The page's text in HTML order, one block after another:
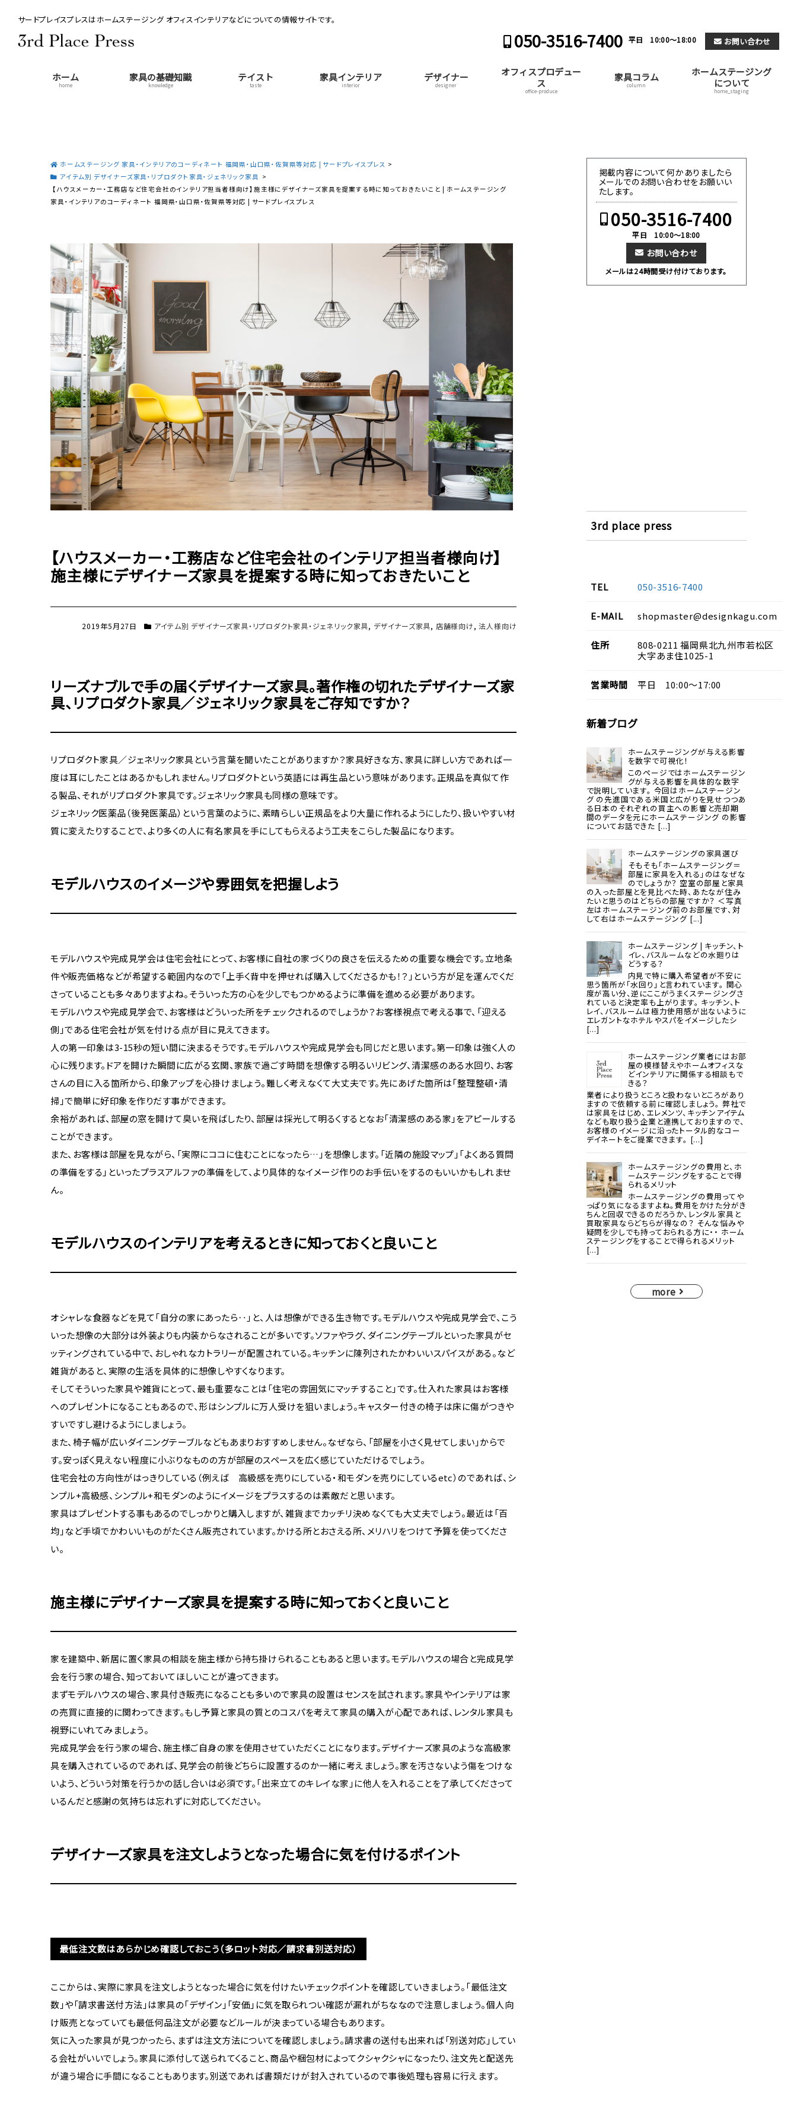
サードプレイスプレスはホームステージング オフィスインテリアなどについての情報サイトです。
050-3516-7400 平日 10:00～18:00 お問い合わせ
ホーム
home
家具の基礎知識
knowledge
テイスト
taste
家具インテリア
interior
デザイナー
designer
オフィスプロデュー
ス
office-produce
家具コラム
column
ホームステージング
について
home_staging
ホームステージング 家具・インテリアのコーディネート 福岡県・山口県・佐賀県等対応 | サードプレイスプレス >
アイテム別 デザイナーズ家具・リプロダクト家具・ジェネリック家具 >
【ハウスメーカー・工務店など住宅会社のインテリア担当者様向け】施主様にデザイナーズ家具を提案する時に知っておきたいこと | ホームステージング
家具・インテリアのコーディネート 福岡県・山口県・佐賀県等対応 | サードプレイスプレス
【ハウスメーカー・工務店など住宅会社のインテリア担当者様向け】
施主様にデザイナーズ家具を提案する時に知っておきたいこと
2019年5月27日 アイテム別 デザイナーズ家具・リプロダクト家具・ジェネリック家具, デザイナーズ家具, 店舗様向け,法人様向け
リーズナブルで手の届くデザイナーズ家具。著作権の切れたデザイナーズ家
具、リプロダクト家具／ジェネリック家具をご存知ですか？
リプロダクト家具／ジェネリック家具という言葉を聞いたことがありますか？家具好きな方、家具に詳しい方であれば一
度は耳にしたことはあるかもしれません。リプロダクトという英語には再生品という意味があります。正規品を真似て作
る製品、それがリプロダクト家具です。ジェネリック家具も同様の意味です。
ジェネリック医薬品（後発医薬品）という言葉のように、素晴らしい正規品をより大量に作れるようにしたり、扱いやすい材
質に変えたりすることで、より多くの人に有名家具を手にしてもらえるよう工夫をこらした製品になります。
モデルハウスのイメージや雰囲気を把握しよう
モデルハウスや完成見学会は住宅会社にとって、お客様に自社の家づくりの良さを伝えるための重要な機会です。立地条
件や販売価格などが希望する範囲内なので「上手く背中を押せれば購入してくださるかも！？」という方が足を運んでくだ
さっていることも多々ありますよね。そういった方の心を少しでもつかめるように準備を進める必要があります。
モデルハウスや完成見学会で、お客様はどういった所をチェックされるのでしょうか？お客様視点で考える事で、「迎える
側」である住宅会社が気を付ける点が目に見えてきます。
人の第一印象は3-15秒の短い間に決まるそうです。モデルハウスや完成見学会も同じだと思います。第一印象は強く人の
心に残ります。ドアを開けた瞬間に広がる玄関、家族で過ごす時間を想像する明るいリビング、清潔感のある水回り、お客
さんの目に入る箇所から、印象アップを心掛けましょう。難しく考えなくて大丈夫です。先にあげた箇所は「整理整頓・清
掃」で簡単に好印象を作りだす事ができます。
余裕があれば、部屋の窓を開けて臭いを飛ばしたり、部屋は採光して明るくするとなお「清潔感のある家」をアピールする
ことができます。
また、お客様は部屋を見ながら、「実際にココに住むことになったら…」を想像します。「近隣の施設マップ」「よくある質問
の準備をする」といったプラスアルファの準備をして、より具体的なイメージ作りのお手伝いをするのもいいかもしれませ
ん。
モデルハウスのインテリアを考えるときに知っておくと良いこと
オシャレな食器などを見て「自分の家にあったら‥」と、人は想像ができる生き物です。モデルハウスや完成見学会で、こう
いった想像の大部分は外装よりも内装からなされることが多いです。ソファやラグ、ダイニングテーブルといった家具がセ
ッティングされている中で、おしゃれなカトラリーが配置されている。キッチンに陳列されたかわいいスパイスがある。など
雑貨があると、実際の生活を具体的に想像しやすくなります。
そしてそういった家具や雑貨にとって、最も重要なことは「住宅の雰囲気にマッチすること」です。仕入れた家具はお客様
へのプレゼントになることもあるので、形はシンプルに万人受けを狙いましょう。キャスター付きの椅子は床に傷がつきや
すいですし避けるようにしましょう。
また、椅子幅が広いダイニングテーブルなどもあまりおすすめしません。なぜなら、「部屋を小さく見せてしまい」からで
す。安っぽく見えない程度に小ぶりなものの方が部屋のスペースを広く感じていただけるでしょう。
住宅会社の方向性がはっきりしている（例えば 高級感を売りにしている・和モダンを売りにしているetc）のであれば、シ
ンプル+高級感、シンプル+和モダンのようにイメージをプラスするのは素敵だと思います。
家具はプレゼントする事もあるのでしっかりと購入しますが、雑貨までカッチリ決めなくても大丈夫でしょう。最近は「百
均」など手頃でかわいいものがたくさん販売されています。かける所とおさえる所、メリハリをつけて予算を使ってくださ
い。
施主様にデザイナーズ家具を提案する時に知っておくと良いこと
家を建築中、新居に置く家具の相談を施主様から持ち掛けられることもあると思います。モデルハウスの場合と完成見学
会を行う家の場合、知っておいてほしいことが違ってきます。
まずモデルハウスの場合、家具付き販売になることも多いので家具の設置はセンスを試されます。家具やインテリアは家
の売買に直接的に関わってきます。もし予算と家具の質とのコスパを考えて家具の購入が心配であれば、レンタル家具も
視野にいれてみましょう。
完成見学会を行う家の場合、施主様ご自身の家を使用させていただくことになります。デザイナーズ家具のような高級家
具を購入されているのであれば、見学会の前後どちらに設置するのか一緒に考えましょう。家を汚さないよう傷をつけな
いよう、どういう対策を行うかの話し合いは必須です。「出来立てのキレイな家」に他人を入れることを了承してくださって
いるんだと感謝の気持ちは忘れずに対応してください。
デザイナーズ家具を注文しようとなった場合に気を付けるポイント
最低注文数はあらかじめ確認しておこう（多ロット対応／請求書別送対応）
ここからは、実際に家具を注文しようとなった場合に気を付けたいチェックポイントを確認していきましょう。「最低注文
数」や「請求書送付方法」は家具の「デザイン」「安価」に気を取られつい確認が漏れがちななので注意しましょう。個人向
け販売となっていても最低何品注文が必要などルールが決まっている場合もあります。
気に入った家具が見つかったら、まずは注文方法についてを確認しましょう。請求書の送付も出来れば「別送対応」してい
る会社がいいでしょう。家具に添付して送られてくること、商品や梱包材によってクシャクシャになったり、注文先と配送先
が違う場合に手間になることもあります。別送であれば書類だけが封入されているので事後処理も容易に行えます。
掲載内容について何かありましたら
メールでのお問い合わせをお願いい
たします。
050-3516-7400
平日 10:00～18:00
お問い合わせ
メールは24時間受け付けております。
3rd place press
TEL 050-3516-7400
E-MAIL shopmaster@designkagu.com
住所 808-0211 福岡県北九州市若松区
大字あま住1025-1
営業時間 平日 10:00～17:00
新着ブログ
ホームステージングが与える影響
を数字で可視化！
このページではホームステージン
グが与える影響を具体的な数字
で説明しています。 今回はホームステージン
グ の先進国である米国と広がりを見せつつあ
る日本のそれぞれの買主への影響と売却期
間のデータを元にホームステージング の影響
についてお話できた [...]
ホームステージングの家具選び
そもそも「ホームステージング＝
部屋に家具を入れる」のはなぜな
のでしょうか？ 空室の部屋と家具
の入った部屋とを見比べた時、あたなが住み
たいと思うのはどちらの部屋ですか？ ＜写真
左はホームステージング前のお部屋です、対
して右はホームステージング [...]
ホームステージング | キッチン、ト
イレ、バスルームなどの水廻りは
どうする？
内見で特に購入希望者が不安に
思う箇所が「水回り」と言われています。 関心
度が高い分、逆にここがうまくステージングさ
れていると決定率も上がります。 キッチン、ト
レイ、バスルームは極力使用感が出ないように
エレガントなホテルやスパをイメージしたシ
[...]
ホームステージング業者にはお部
屋の模様替えやホームオフィスな
どインテリアに関係する相談もで
きる？
業者により扱うところと扱わないところがあり
ますので依頼する前に確認しましょう。 弊社で
は家具をはじめ、エレメンツ、キッチンアイテム
なども取り扱う企業と連携しておりますので、
お客様のイメージに沿ったトータル的なコー
デイネートをご提案できます。 [...]
ホームステージングの費用と、ホ
ームステージングをすることで得
られるメリット
ホームステージングの費用ってや
っぱり気になるますよね。費用をかけた分がき
ちんと回収できるのだろうか、レンタル家具と
買取家具ならどちらが得なの？ そんな悩みや
疑問を少しでも持っておられる方に・・ ホーム
ステージングをすることで得られるメリット
[...]
more